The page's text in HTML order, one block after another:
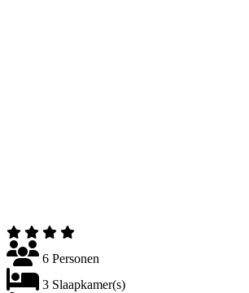
6 Personen
3 Slaapkamer(s)